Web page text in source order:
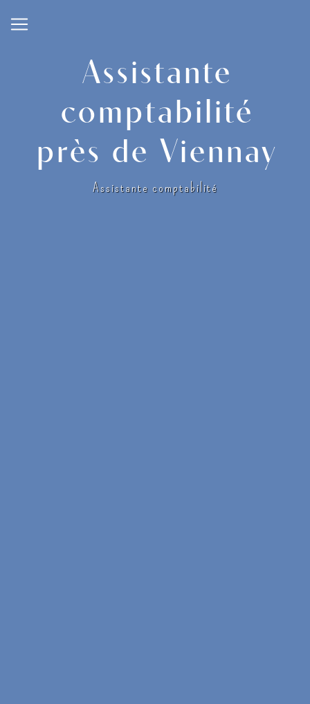
Assistante
comptabilité
près de Viennay
Assistante comptabilité